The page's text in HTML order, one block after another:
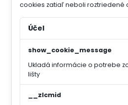
cookies zatiaľ neboli roztriedené
Účel
show_cookie_message
Ukladá informácie o potrebe
lišty
__zlcmid